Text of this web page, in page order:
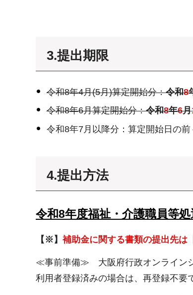
3.提出期限
令和8年4月(5月)算定開始分：令和8
令和8年6月算定開始分：令和8年6月
令和8年7月以降分：算定開始日の
4.提出方法
令和8年度福祉・介護職員等
【※】 補助金に関する書類の提出先は
≪事前準備≫ 大阪府行政オンラインシ
利用者登録済みの場合は、再登録不要